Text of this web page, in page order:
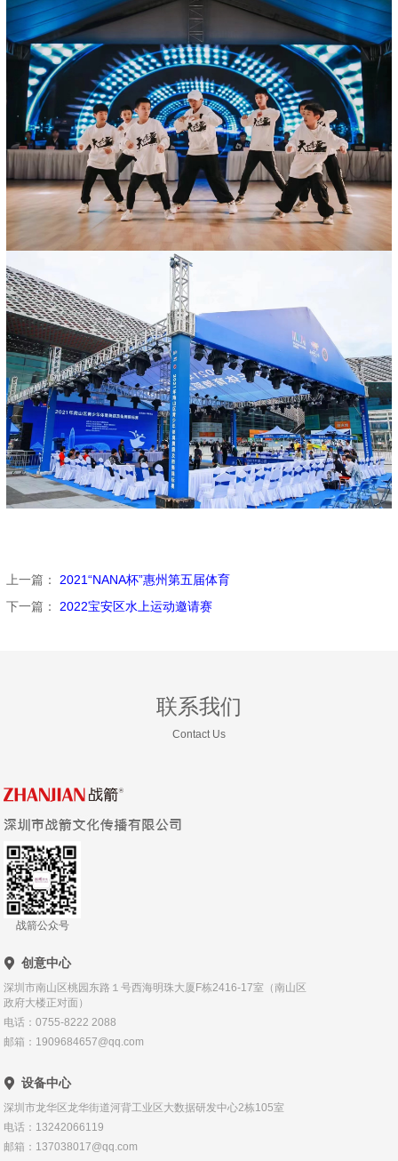
上一篇：
2021“NANA杯”惠州第五届体育
下一篇：
2022宝安区水上运动邀请赛
联系我们
Contact Us
战箭公众号
创意中心
深圳市南山区桃园东路１号西海明珠大厦F栋2416-17室（南山区
政府大楼正对面）
电话：0755-8222 2088
邮箱：1909684657@qq.com
设备中心
深圳市龙华区龙华街道河背工业区大数据研发中心2栋105室
电话：13242066119
邮箱：137038017@qq.com